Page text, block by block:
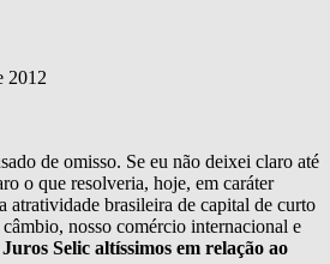
2012
de omisso. Se eu não deixei claro até
o que resolveria, hoje, em caráter
atratividade brasileira de capital de curto
nosso comércio internacional e
Selic altíssimos em relação ao